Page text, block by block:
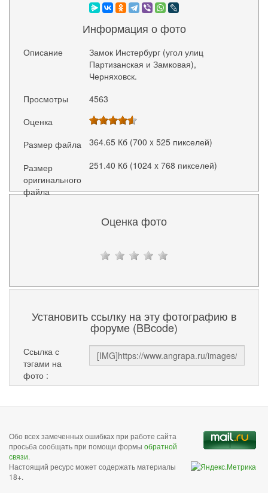
Информация о фото
Описание
Замок Инстербург (угол улиц
Партизанская и Замковая),
Черняховск.
Просмотры
4563
Оценка
Размер файла
364.65 Кб (700 x 525 пикселей)
Размер
оригинального
файла
251.40 Кб (1024 x 768 пикселей)
Оценка фото
Установить ссылку на эту фотографию в
форуме (BBcode)
Ссылка с
тэгами на
фото :
Обо всех замеченных ошибках при работе сайта
просьба сообщать при помощи формы обратной
связи.
Настоящий ресурс может содержать материалы
18+.